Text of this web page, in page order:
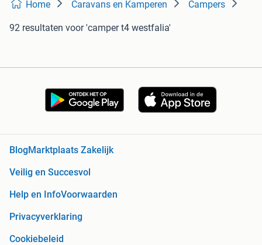
Home Caravans en Kamperen Campers
92 resultaten voor 'camper t4 westfalia'
Blog Marktplaats Zakelijk
Veilig en Succesvol
Help en InfoVoorwaarden
Privacyverklaring
Cookiebeleid